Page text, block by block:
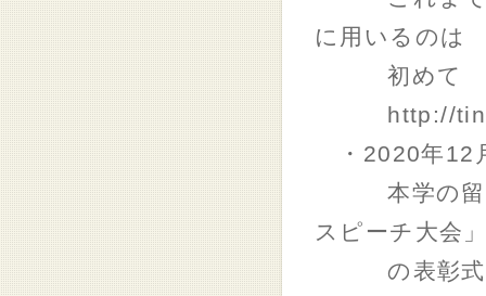
に用いるのは
初めて
http://
・2020年12
本学の留学
スピーチ大会
の表彰式が